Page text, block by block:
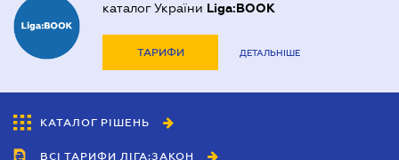
каталог України Liga:BOOK
ТАРИФИ ДЕТАЛЬНІШЕ
КАТАЛОГ РІШЕНЬ
ВСІ ТАРИФИ ЛІГА:ЗАКОН